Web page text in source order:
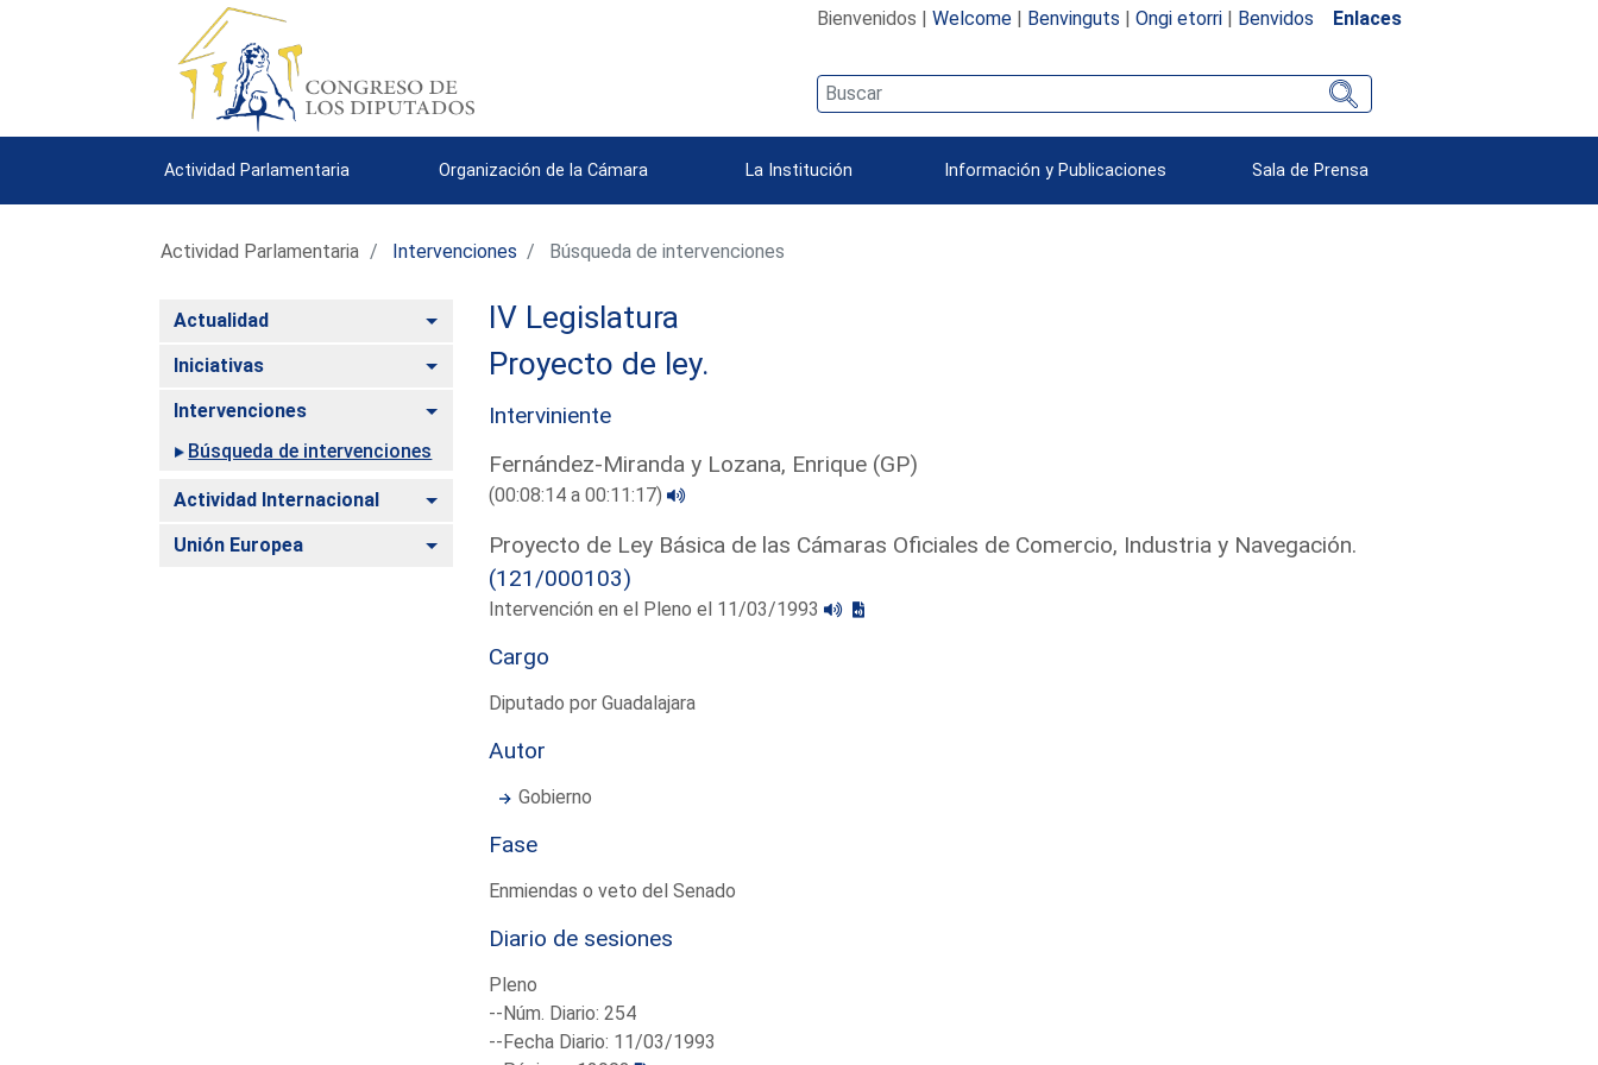
Bienvenidos | Welcome| Benvinguts | Ongi etorri| Benvidos Enlaces
Actividad Parlamentaria Organización de la Cámara La Institución Información y Publicaciones Sala de Prensa
Actividad Parlamentaria Intervenciones Búsqueda de intervenciones
Actualidad Alternar
Iniciativas Alternar
Intervenciones
Alternar
Búsqueda de intervenciones
Actividad Internacional Alternar
Unión Europea Alternar
IV Legislatura
Proyecto de ley.
Interviniente
Fernández-Miranda y Lozana, Enrique (GP)
(00:08:14 a 00:11:17)
Proyecto de Ley Básica de las Cámaras Oficiales de Comercio, Industria y Navegación.
(121/000103)
Intervención en el Pleno el 11/03/1993
Cargo
Diputado por Guadalajara
Autor
Gobierno
Fase
Enmiendas o veto del Senado
Diario de sesiones
Pleno
--Núm. Diario: 254
--Fecha Diario: 11/03/1993